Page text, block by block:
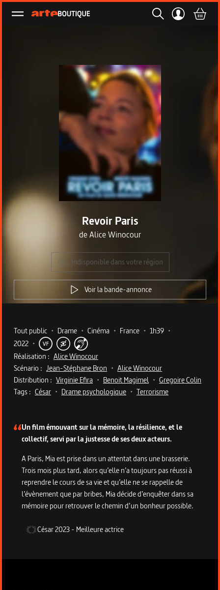
Ouvrir le menu
Revoir Paris
deAlice Winocour
Indisponible dans votre région
Voir la bande-annonce
Metadata du programme
Tout public • Drame • Cinéma • France • 1h39 •
2022 • VF
Réalisation : Alice Winocour
Scénario : Jean-Stéphane Bron • Alice Winocour
Distribution : Virginie Efira • Benoit Magimel • Gregoire Colin
Tags : César • Drame psychologique • Terrorisme
Un film émouvant sur la mémoire, la résilience, et le
collectif, servi par la justesse de ses deux acteurs.
A Paris, Mia est prise dans un attentat dans une brasserie.
Trois mois plus tard, alors qu’elle n’a toujours pas réussi à
reprendre le cours de sa vie et qu’elle ne se rappelle de
l’évènement que par bribes, Mia décide d’enquêter dans sa
mémoire pour retrouver le chemin d’un bonheur possible.
César2023- Meilleure actrice